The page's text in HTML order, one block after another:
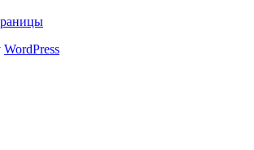
WordPress